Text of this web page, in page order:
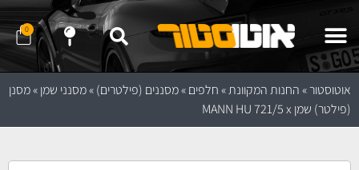
0
אוטוסטור»החנות המקוונת»חלפים»מסננים (פילטרים)»מסנני שמן»מסנן
(פילטר) שמן MANN HU 721/5 x